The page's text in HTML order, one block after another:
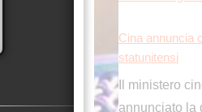
pareri,
Cina annuncia
statunitensi
Il ministero
annunciato la